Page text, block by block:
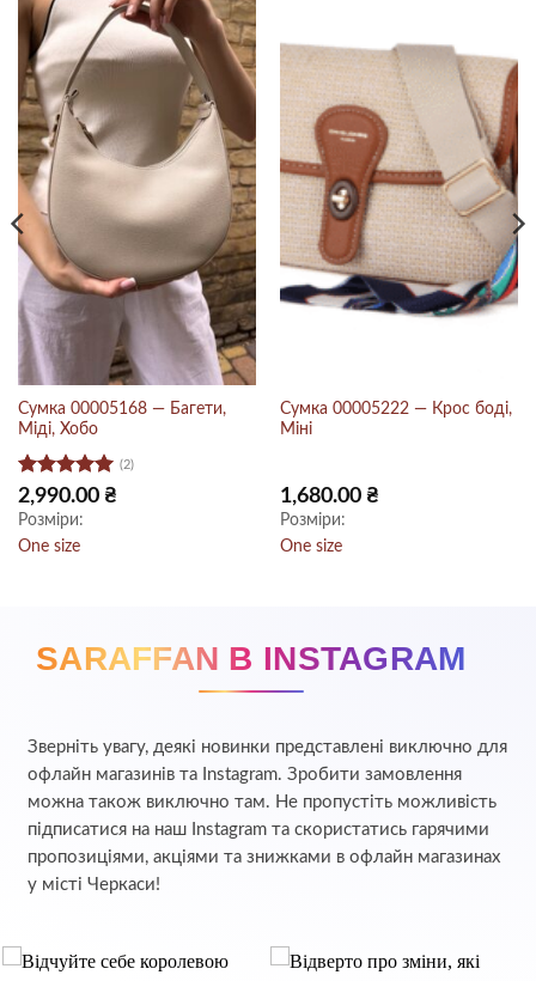
Сумка 00005168 — Багети,
Міді, Хобо
Оцінено в
5з 5
(2)
2,990.00 ₴
Розміри:
One size
Сумка 00005222 — Крос боді,
Міні
1,680.00 ₴
Розміри:
One size
SARAFFAN В INSTAGRAM
Зверніть увагу, деякі новинки представлені виключно для
офлайн магазинів та Instagram. Зробити замовлення
можна також виключно там. Не пропустіть можливість
підписатися на наш Instagram та скористатись гарячими
пропозиціями, акціями та знижками в офлайн магазинах
у місті Черкаси!